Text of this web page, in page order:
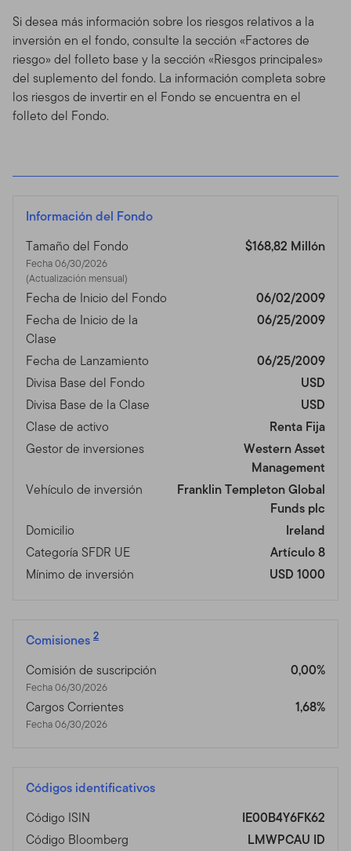
Si desea más información sobre los riesgos relativos a la
inversión en el fondo, consulte la sección «Factores de
riesgo» del folleto base y la sección «Riesgos principales»
del suplemento del fondo. La información completa sobre
los riesgos de invertir en el Fondo se encuentra en el
folleto del Fondo.
Información del Fondo
Tamaño del Fondo
Fecha 06/30/2026
(Actualización mensual)
$168,82 Millón
Fecha de Inicio del Fondo
06/02/2009
Fecha de Inicio de la
Clase
06/25/2009
Fecha de Lanzamiento
06/25/2009
Divisa Base del Fondo
USD
Divisa Base de la Clase
USD
Clase de activo
Renta Fija
Gestor de inversiones
Western Asset
Management
Vehículo de inversión
Franklin Templeton Global
Funds plc
Domicilio
Ireland
Categoría SFDR UE
Artículo 8
Mínimo de inversión
USD 1000
Comisiones 2
Comisión de suscripción
Fecha 06/30/2026
0,00%
Cargos Corrientes
Fecha 06/30/2026
1,68%
Códigos identificativos
Código ISIN
IE00B4Y6FK62
Código Bloomberg
LMWPCAU ID